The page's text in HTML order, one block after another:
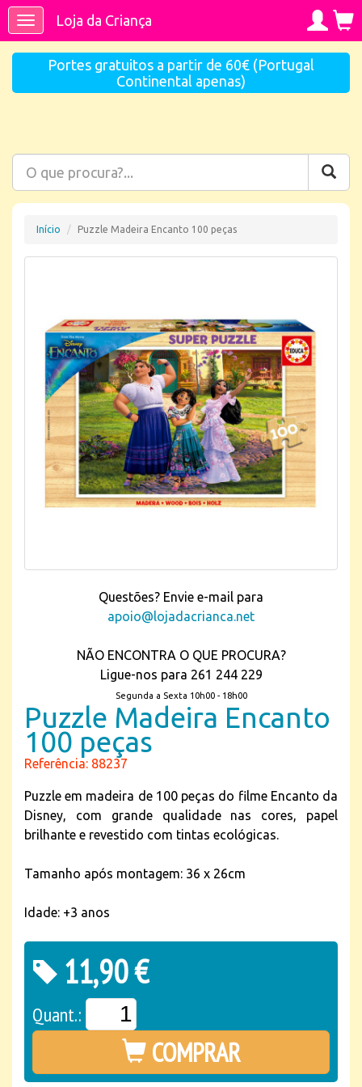
ToggleLoja da Criança
Portes gratuitos a partir de 60€ (Portugal
Continental apenas)
Início Puzzle Madeira Encanto 100 peças
Questões? Envie e-mail para
apoio@lojadacrianca.net
NÃO ENCONTRA O QUE PROCURA?
Ligue-nos para 261 244 229
Segunda a Sexta 10h00 - 18h00
Puzzle Madeira Encanto
100 peças
Referência: 88237
Puzzle em madeira de 100 peças do filme Encanto da
Disney, com grande qualidade nas cores, papel
brilhante e revestido com tintas ecológicas.
Tamanho após montagem: 36 x 26cm
Idade: +3 anos
11,90 €
Quant.:
COMPRAR